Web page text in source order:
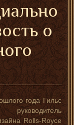
о
года Гильс
руководитель
Rolls-Royce